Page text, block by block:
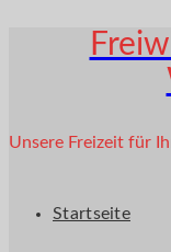
Unsere Freizeit für
Startseite